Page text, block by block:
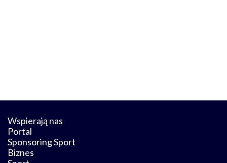
Wspierają nas
Portal
Sponsoring Sport
Biznes